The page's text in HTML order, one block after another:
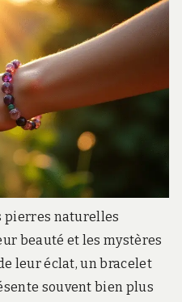
pierres naturelles
beauté et les mystères
leur éclat, un bracelet
souvent bien plus